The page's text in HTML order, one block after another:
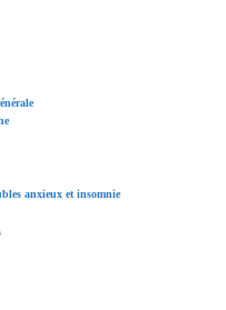
anxieux et insomnie